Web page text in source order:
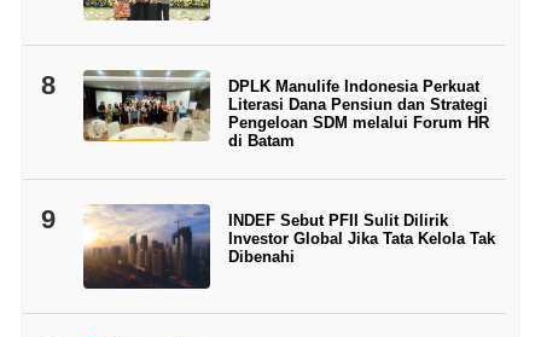
8
DPLK Manulife Indonesia Perkuat
Literasi Dana Pensiun dan Strategi
Pengeloan SDM melalui Forum HR
di Batam
9
INDEF Sebut PFII Sulit Dilirik
Investor Global Jika Tata Kelola Tak
Dibenahi